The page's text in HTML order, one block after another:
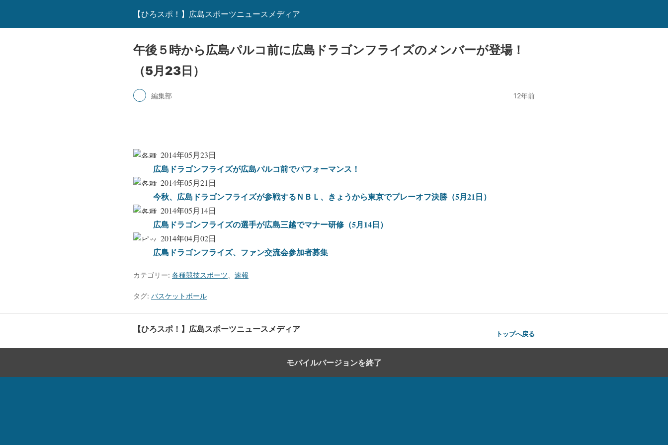
【ひろスポ！】広島スポーツニュースメディア
午後５時から広島パルコ前に広島ドラゴンフライズのメンバーが登場！
（5月23日）
編集部 12年前
2014年05月23日
広島ドラゴンフライズが広島パルコ前でパフォーマンス！
2014年05月21日
今秋、広島ドラゴンフライズが参戦するＮＢＬ、きょうから東京でプレーオフ決勝（5月21日）
2014年05月14日
広島ドラゴンフライズの選手が広島三越でマナー研修（5月14日）
2014年04月02日
広島ドラゴンフライズ、ファン交流会参加者募集
カテゴリー: 各種競技スポーツ 速報
タグ: バスケットボール
【ひろスポ！】広島スポーツニュースメディア トップへ戻る
モバイルバージョンを終了